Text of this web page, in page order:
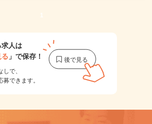
1
人は
」で保存！
で、
募できます。